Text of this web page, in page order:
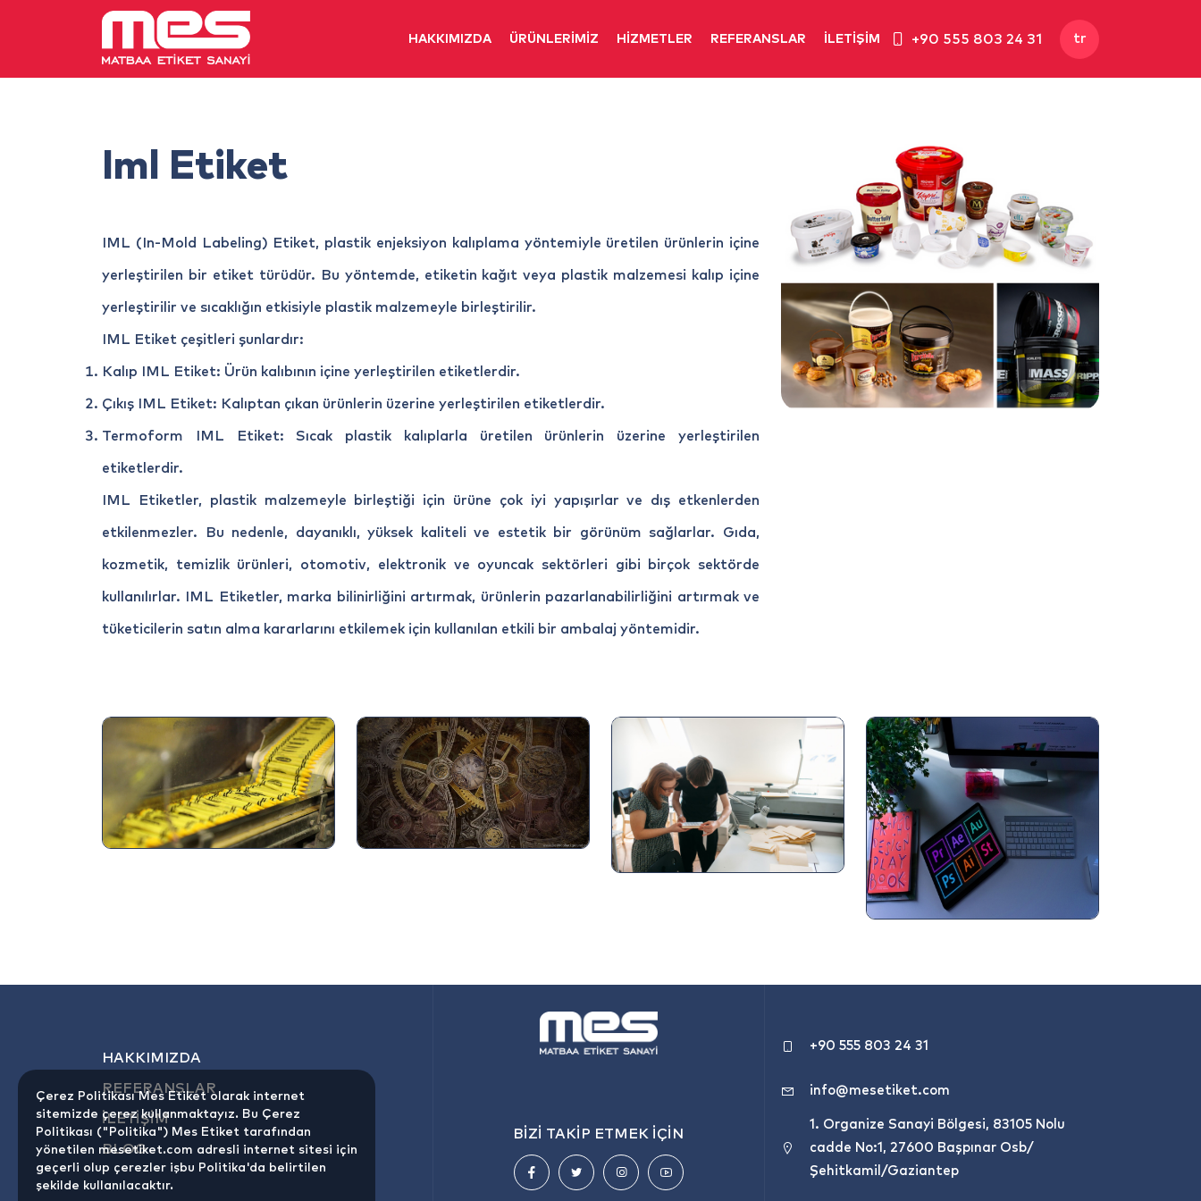
HAKKIMIZDA ÜRÜNLERİMİZ HİZMETLER REFERANSLAR İLETİŞİM +90 555 803 24 31 tr
Iml Etiket
IML (In-Mold Labeling) Etiket, plastik enjeksiyon kalıplama yöntemiyle üretilen ürünlerin içine
yerleştirilen bir etiket türüdür. Bu yöntemde, etiketin kağıt veya plastik malzemesi kalıp içine
yerleştirilir ve sıcaklığın etkisiyle plastik malzemeyle birleştirilir.
IML Etiket çeşitleri şunlardır:
Kalıp IML Etiket: Ürün kalıbının içine yerleştirilen etiketlerdir.
Çıkış IML Etiket: Kalıptan çıkan ürünlerin üzerine yerleştirilen etiketlerdir.
Termoform IML Etiket: Sıcak plastik kalıplarla üretilen ürünlerin üzerine yerleştirilen
etiketlerdir.
IML Etiketler, plastik malzemeyle birleştiği için ürüne çok iyi yapışırlar ve dış etkenlerden
etkilenmezler. Bu nedenle, dayanıklı, yüksek kaliteli ve estetik bir görünüm sağlarlar. Gıda,
kozmetik, temizlik ürünleri, otomotiv, elektronik ve oyuncak sektörleri gibi birçok sektörde
kullanılırlar. IML Etiketler, marka bilinirliğini artırmak, ürünlerin pazarlanabilirliğini artırmak ve
tüketicilerin satın alma kararlarını etkilemek için kullanılan etkili bir ambalaj yöntemidir.
HAKKIMIZDA
REFERANSLAR
İLETİŞİM
BLOG
BİZİ TAKİP ETMEK İÇİN
+90 555 803 24 31
info@mesetiket.com
1. Organize Sanayi Bölgesi, 83105 Nolu
cadde No:1, 27600 Başpınar Osb/
Şehitkamil/Gaziantep
Çerez Politikası Mes Etiket olarak internet
sitemizde çerez kullanmaktayız. Bu Çerez
Politikası ("Politika") Mes Etiket tarafından
yönetilen mesetiket.com adresli internet sitesi için
geçerli olup çerezler işbu Politika'da belirtilen
şekilde kullanılacaktır.